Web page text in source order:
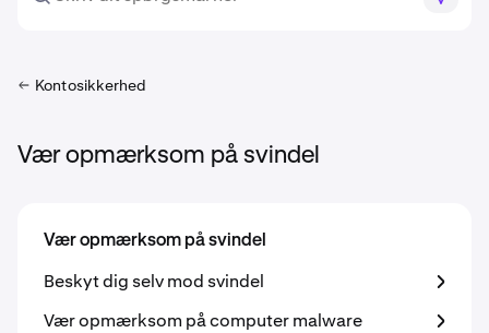
Kontosikkerhed
Vær opmærksom på svindel
Vær opmærksom på svindel
Beskyt dig selv mod svindel
Vær opmærksom på computer malware